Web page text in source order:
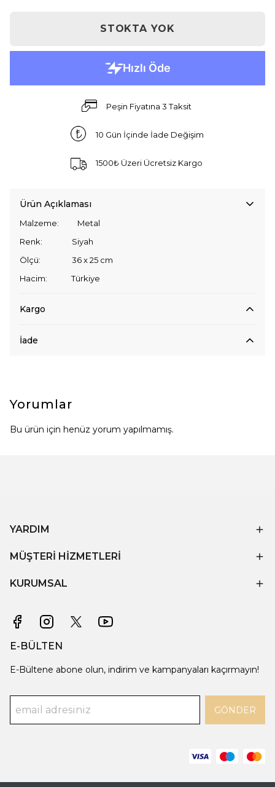
STOKTA YOK
Peşin Fiyatına 3 Taksit
10 Gün İçinde İade Değişim
1500₺ Üzeri Ücretsiz Kargo
Ürün Açıklaması
Malzeme: Metal
Renk: Siyah
Ölçü: 36 x 25 cm
Hacim: Türkiye
Kargo
İade
Yorumlar
Bu ürün için henüz yorum yapılmamış.
YARDIM
MÜŞTERİ HİZMETLERİ
KURUMSAL
E-BÜLTEN
E-Bültene abone olun, indirim ve kampanyaları kaçırmayın!
GÖNDER